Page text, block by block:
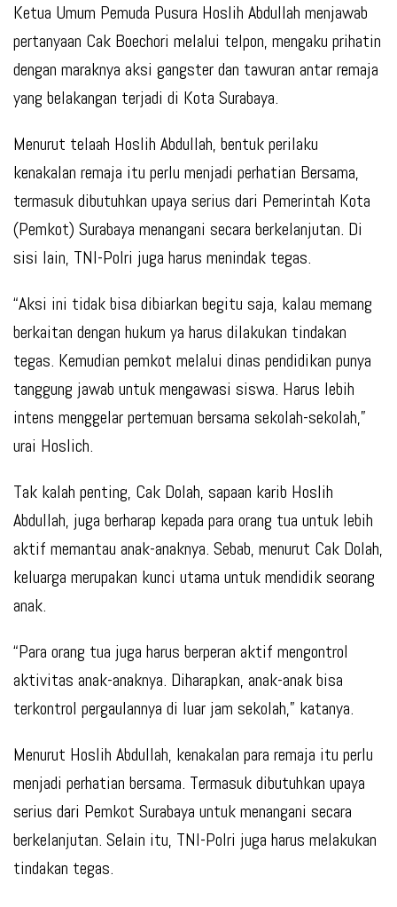
Ketua Umum Pemuda Pusura Hoslih Abdullah menjawab
pertanyaan Cak Boechori melalui telpon, mengaku prihatin
dengan maraknya aksi gangster dan tawuran antar remaja
yang belakangan terjadi di Kota Surabaya.
Menurut telaah Hoslih Abdullah, bentuk perilaku
kenakalan remaja itu perlu menjadi perhatian Bersama,
termasuk dibutuhkan upaya serius dari Pemerintah Kota
(Pemkot) Surabaya menangani secara berkelanjutan. Di
sisi lain, TNI-Polri juga harus menindak tegas.
“Aksi ini tidak bisa dibiarkan begitu saja, kalau memang
berkaitan dengan hukum ya harus dilakukan tindakan
tegas. Kemudian pemkot melalui dinas pendidikan punya
tanggung jawab untuk mengawasi siswa. Harus lebih
intens menggelar pertemuan bersama sekolah-sekolah,”
urai Hoslich.
Tak kalah penting, Cak Dolah, sapaan karib Hoslih
Abdullah, juga berharap kepada para orang tua untuk lebih
aktif memantau anak-anaknya. Sebab, menurut Cak Dolah,
keluarga merupakan kunci utama untuk mendidik seorang
anak.
“Para orang tua juga harus berperan aktif mengontrol
aktivitas anak-anaknya. Diharapkan, anak-anak bisa
terkontrol pergaulannya di luar jam sekolah,” katanya.
Menurut Hoslih Abdullah, kenakalan para remaja itu perlu
menjadi perhatian bersama. Termasuk dibutuhkan upaya
serius dari Pemkot Surabaya untuk menangani secara
berkelanjutan. Selain itu, TNI-Polri juga harus melakukan
tindakan tegas.